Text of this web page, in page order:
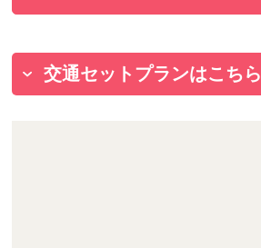
交通セットプランはこちら